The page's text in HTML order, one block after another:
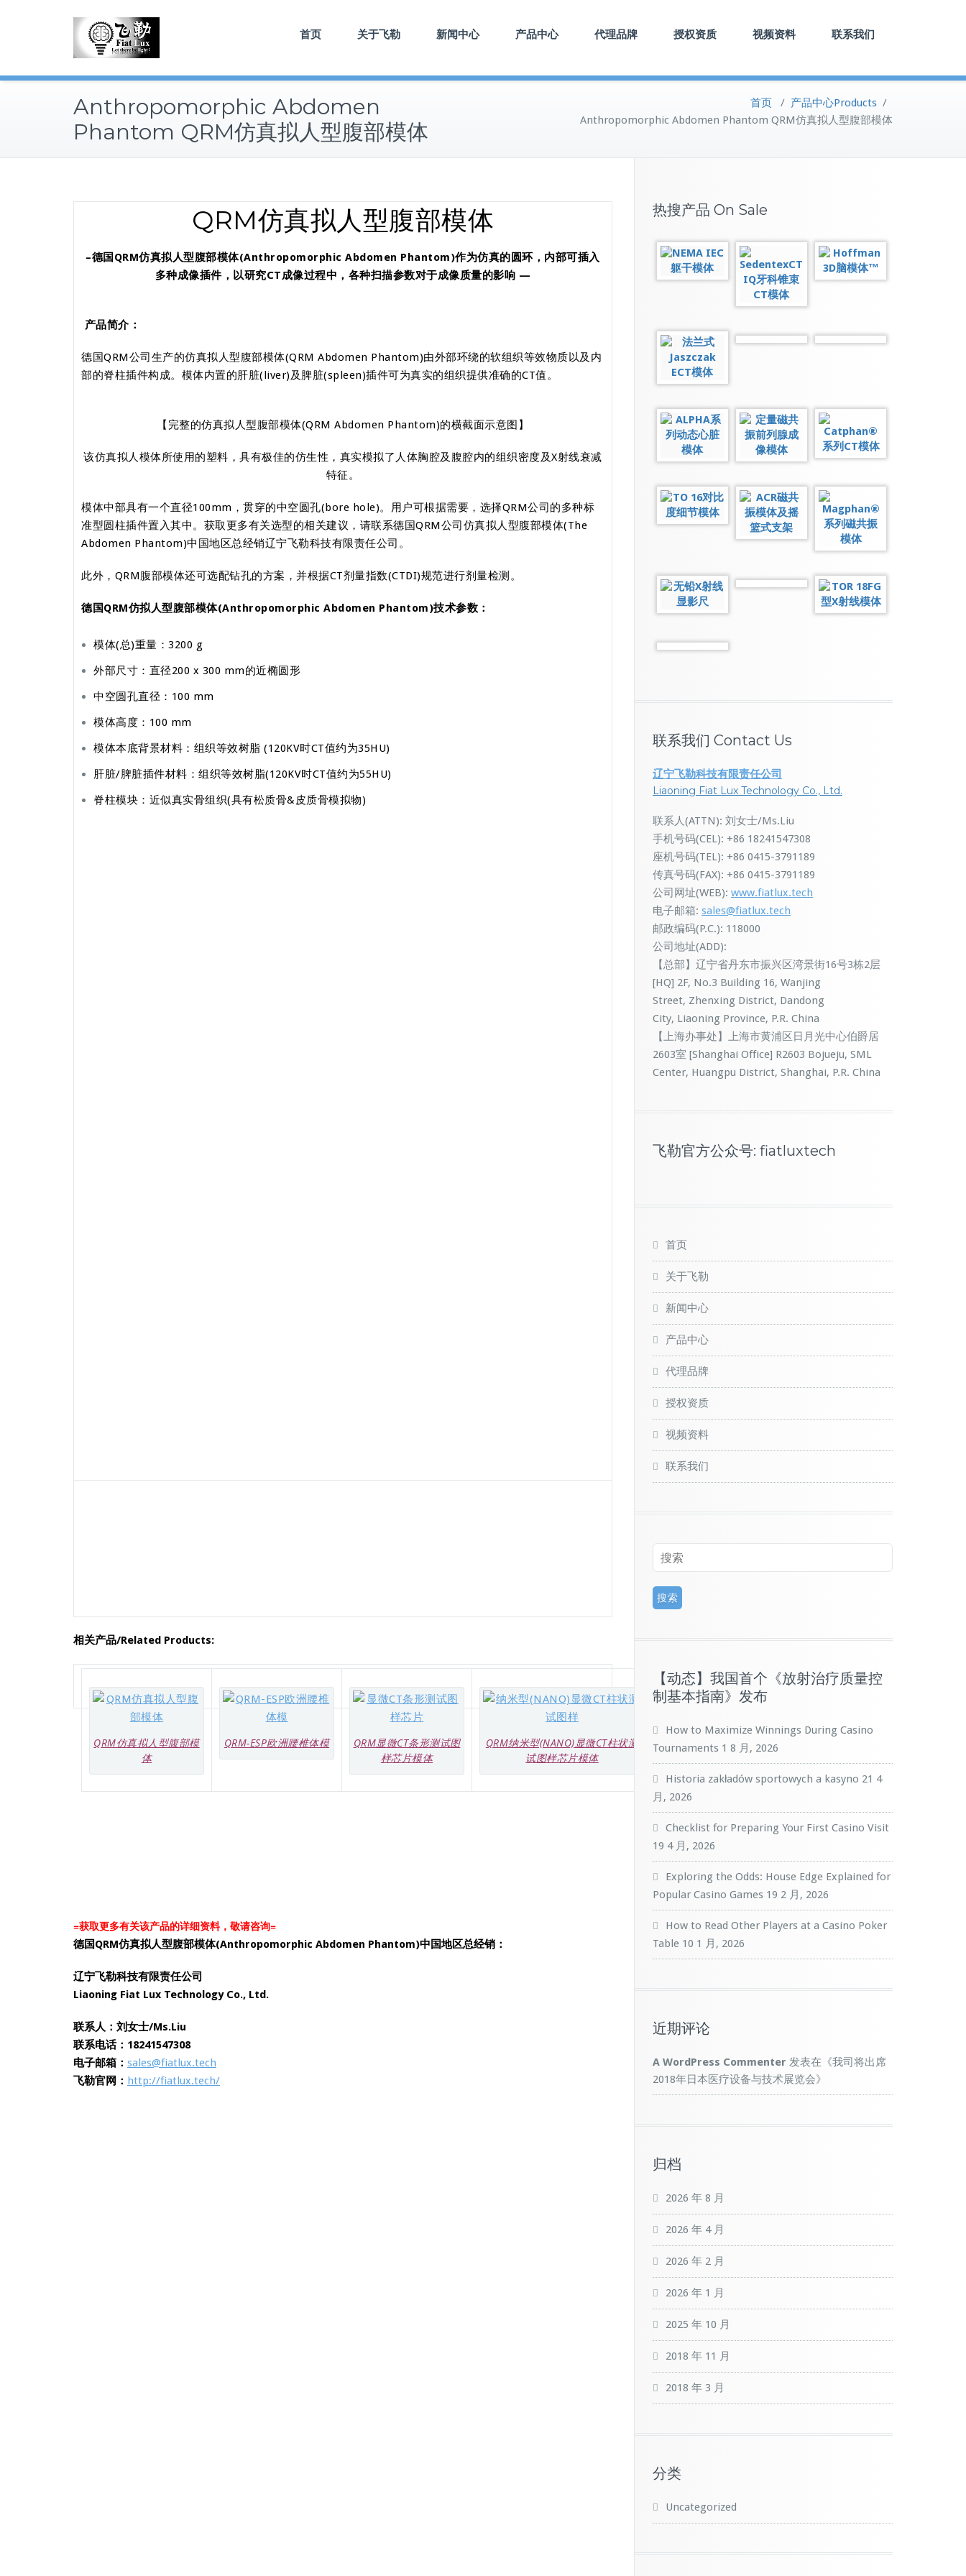
首页 关于飞勒 新闻中心 产品中心 代理品牌 授权资质 视频资料 联系我们
Anthropomorphic Abdomen
Phantom QRM仿真拟人型腹部模体
首页 / 产品中心Products /
Anthropomorphic Abdomen Phantom QRM仿真拟人型腹部模体
QRM仿真拟人型腹部模体
–德国QRM仿真拟人型腹部模体(Anthropomorphic Abdomen Phantom)作为仿真的圆环，内部可插入
多种成像插件，以研究CT成像过程中，各种扫描参数对于成像质量的影响 —
产品简介：
德国QRM公司生产的仿真拟人型腹部模体(QRM Abdomen Phantom)由外部环绕的软组织等效物质以及内
部的脊柱插件构成。模体内置的肝脏(liver)及脾脏(spleen)插件可为真实的组织提供准确的CT值。
【完整的仿真拟人型腹部模体(QRM Abdomen Phantom)的横截面示意图】
该仿真拟人模体所使用的塑料，具有极佳的仿生性，真实模拟了人体胸腔及腹腔内的组织密度及X射线衰减
特征。
模体中部具有一个直径100mm，贯穿的中空圆孔(bore hole)。用户可根据需要，选择QRM公司的多种标
准型圆柱插件置入其中。获取更多有关选型的相关建议，请联系德国QRM公司仿真拟人型腹部模体(The
Abdomen Phantom)中国地区总经销辽宁飞勒科技有限责任公司。
此外，QRM腹部模体还可选配钻孔的方案，并根据CT剂量指数(CTDI)规范进行剂量检测。
德国QRM仿拟人型腹部模体(Anthropomorphic Abdomen Phantom)技术参数：
模体(总)重量：3200 g
外部尺寸：直径200 x 300 mm的近椭圆形
中空圆孔直径：100 mm
模体高度：100 mm
模体本底背景材料：组织等效树脂 (120KV时CT值约为35HU)
肝脏/脾脏插件材料：组织等效树脂(120KV时CT值约为55HU)
脊柱模块：近似真实骨组织(具有松质骨&皮质骨模拟物)
相关产品/Related Products:
QRM仿真拟人型腹部模
体
QRM-ESP欧洲腰椎体模
QRM显微CT条形测试图
样芯片模体
QRM纳米型(NANO)显微CT柱状测
试图样芯片模体
=获取更多有关该产品的详细资料，敬请咨询=
德国QRM仿真拟人型腹部模体(Anthropomorphic Abdomen Phantom)中国地区总经销：
辽宁飞勒科技有限责任公司
Liaoning Fiat Lux Technology Co., Ltd.
联系人： 刘女士/Ms.Liu
联系电话：18241547308
电子邮箱： sales@fiatlux.tech
飞勒官网： http://fiatlux.tech/
热搜产品 On Sale
联系我们 Contact Us
辽宁飞勒科技有限责任公司
Liaoning Fiat Lux Technology Co., Ltd.
联系人(ATTN): 刘女士/Ms.Liu
手机号码(CEL): +86 18241547308
座机号码(TEL): +86 0415-3791189
传真号码(FAX): +86 0415-3791189
公司网址(WEB): www.fiatlux.tech
电子邮箱: sales@fiatlux.tech
邮政编码(P.C.): 118000
公司地址(ADD):
【总部】辽宁省丹东市振兴区湾景街16号3栋2层
[HQ] 2F, No.3 Building 16, Wanjing
Street, Zhenxing District, Dandong
City, Liaoning Province, P.R. China
【上海办事处】上海市黄浦区日月光中心伯爵居
2603室 [Shanghai Office] R2603 Bojueju, SML
Center, Huangpu District, Shanghai, P.R. China
飞勒官方公众号: fiatluxtech
首页
关于飞勒
新闻中心
产品中心
代理品牌
授权资质
视频资料
联系我们
【动态】我国首个《放射治疗质量控
制基本指南》发布
How to Maximize Winnings During Casino
Tournaments 1 8 月, 2026
Historia zakładów sportowych a kasyno 21 4
月, 2026
Checklist for Preparing Your First Casino Visit
19 4 月, 2026
Exploring the Odds: House Edge Explained for
Popular Casino Games 19 2 月, 2026
How to Read Other Players at a Casino Poker
Table 10 1 月, 2026
近期评论
A WordPress Commenter 发表在《我司将出席
2018年日本医疗设备与技术展览会》
归档
2026 年 8 月
2026 年 4 月
2026 年 2 月
2026 年 1 月
2025 年 10 月
2018 年 11 月
2018 年 3 月
分类
Uncategorized